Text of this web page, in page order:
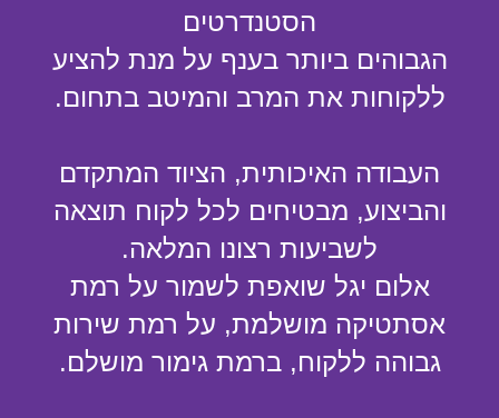
הסטנדרטים
הגבוהים ביותר בענף על מנת להציע
ללקוחות את המרב והמיטב בתחום.
העבודה האיכותית, הציוד המתקדם
והביצוע, מבטיחים לכל לקוח תוצאה
לשביעות רצונו המלאה.
אלום יגל שואפת לשמור על רמת
אסתטיקה מושלמת, על רמת שירות
גבוהה ללקוח, ברמת גימור מושלם.